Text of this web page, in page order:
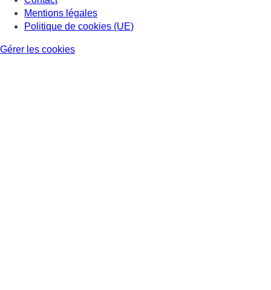
Mentions légales
Politique de cookies (UE)
Gérer les cookies